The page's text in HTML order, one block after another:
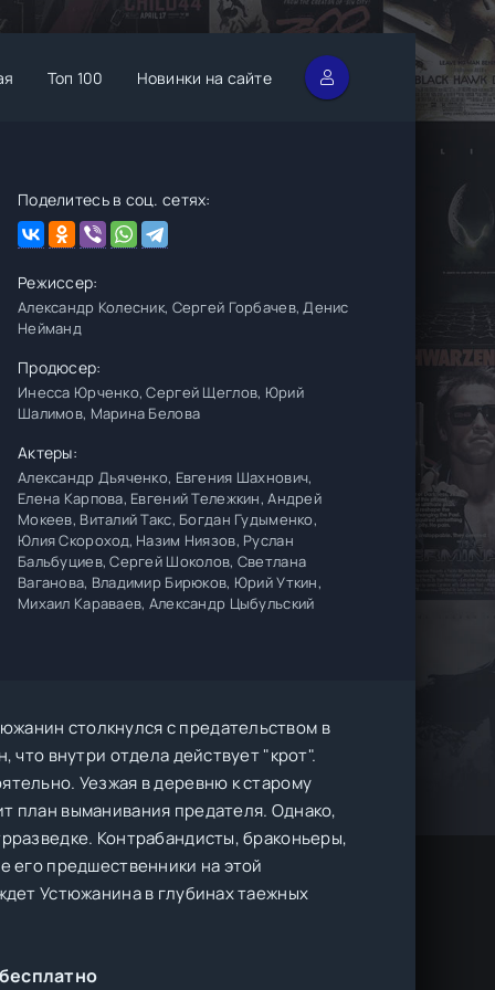
Топ 100 Новинки на сайте
Поделитесь в соц. сетях:
Режиссер:
Александр Колесник, Сергей Горбачев, Денис
Нейманд
Продюсер:
Инесса Юрченко, Сергей Щеглов, Юрий
Шалимов, Марина Белова
Актеры:
Александр Дьяченко, Евгения Шахнович,
Елена Карпова, Евгений Тележкин, Андрей
Мокеев, Виталий Такс, Богдан Гудыменко,
Юлия Скороход, Назим Ниязов, Руслан
Бальбуциев, Сергей Шоколов, Светлана
Ваганова, Владимир Бирюков, Юрий Уткин,
Михаил Караваев, Александр Цыбульский
столкнулся с предательством в
что внутри отдела действует "крот".
Уезжая в деревню к старому
план выманивания предателя. Однако,
Контрабандисты, браконьеры,
его предшественники на этой
Устюжанина в глубинах таежных